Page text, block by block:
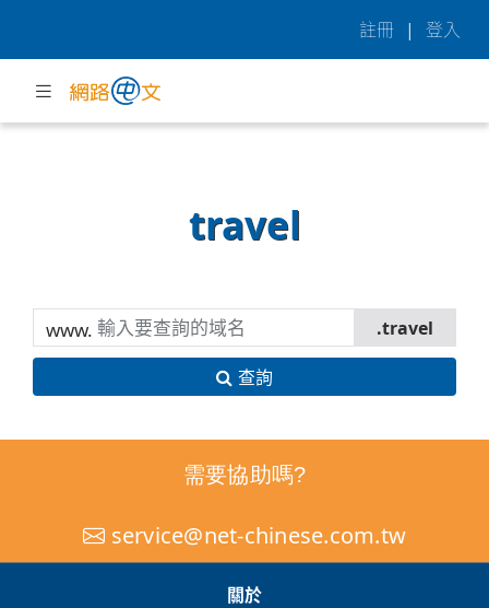
註冊 | 登入
travel
www.
查詢
需要協助嗎?
service@net-chinese.com.tw
關於